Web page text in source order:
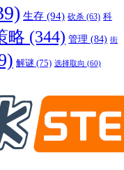
生存 (94) 砍杀 (63) 科
略 (344) 管理 (84) 街
解谜 (75) 选择取向 (60)